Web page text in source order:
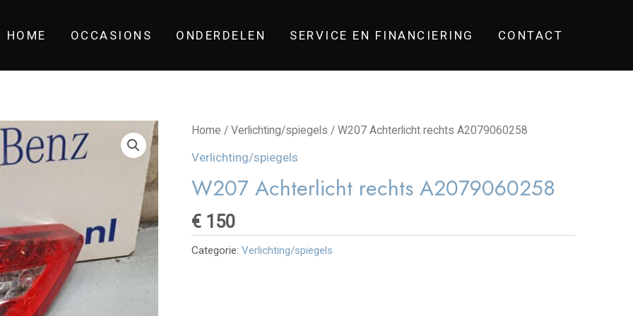
HOME OCCASIONS ONDERDELEN SERVICE EN FINANCIERING CONTACT
Home /Verlichting/spiegels / W207 Achterlicht rechts A2079060258
Verlichting/spiegels
W207 Achterlicht rechts A2079060258
€ 150
Categorie:Verlichting/spiegels